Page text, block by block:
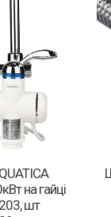
на гайці
шт